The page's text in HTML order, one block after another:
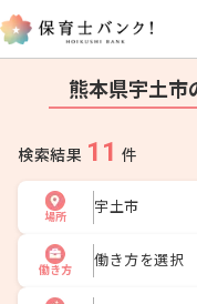
熊本県宇土市
検索結果 11 件
場所
宇土市
働き方
働き方を選択